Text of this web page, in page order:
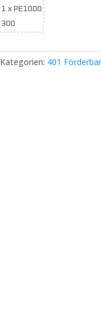
1 x PE1000
300
Kategorien: 401